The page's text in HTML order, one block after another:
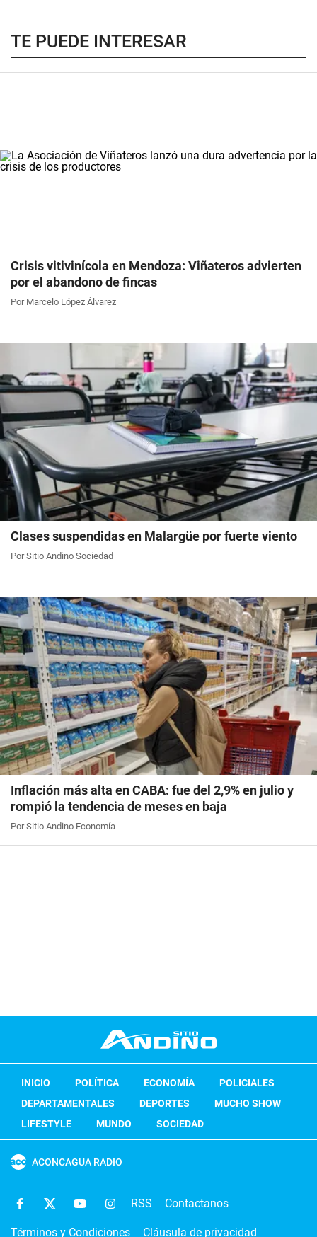
TE PUEDE INTERESAR
Crisis vitivinícola en Mendoza: Viñateros advierten
por el abandono de fincas
Por Marcelo López Álvarez
Clases suspendidas en Malargüe por fuerte viento
Por Sitio Andino Sociedad
Inflación más alta en CABA: fue del 2,9% en julio y
rompió la tendencia de meses en baja
Por Sitio Andino Economía
INICIO POLÍTICA ECONOMÍA
POLICIALES
DEPARTAMENTALES
DEPORTES
MUCHO SHOW
LIFESTYLE
MUNDO SOCIEDAD
ACONCAGUA RADIO
RSS Contactanos
Términos y Condiciones Cláusula de privacidad